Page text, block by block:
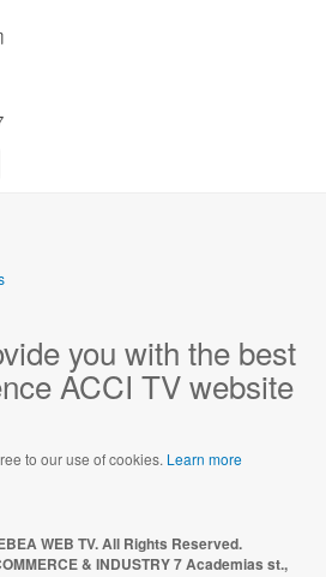
you with the best
ACCI TV website
to our use of cookies. Learn more
WEB TV. All Rights Reserved.
& INDUSTRY 7 Academias st.,